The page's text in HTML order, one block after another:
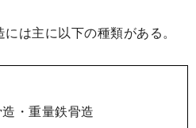
は主に以下の種類がある。
・重量鉄骨造